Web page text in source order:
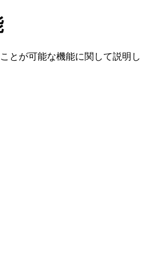
とが可能な機能に関して説明